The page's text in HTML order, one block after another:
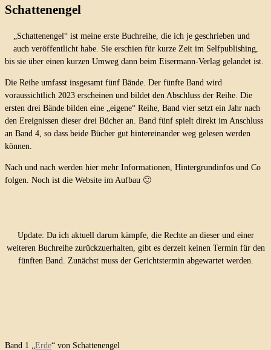
Schattenengel
„Schattenengel“ ist meine erste Buchreihe, die ich je geschrieben und
auch veröffentlicht habe. Sie erschien für kurze Zeit im Selfpublishing,
bis sie über einen kurzen Umweg dann beim Eisermann-Verlag gelandet ist.
Die Reihe umfasst insgesamt fünf Bände. Der fünfte Band wird
voraussichtlich 2023 erscheinen und bildet den Abschluss der Reihe. Die
ersten drei Bände bilden eine „eigene“ Reihe, Band vier setzt ein Jahr nach
den Ereignissen dieser drei Bücher an. Band fünf spielt direkt im Anschluss
an Band 4, so dass beide Bücher gut hintereinander weg gelesen werden
können.
Nach und nach werden hier mehr Informationen, Hintergrundinfos und Co
folgen. Noch ist die Website im Aufbau 🙂
Update: Da ich aktuell darum kämpfe, die Rechte an dieser und einer
weiteren Buchreihe zurückzuerhalten, gibt es derzeit keinen Termin für den
fünften Band. Zunächst muss der Gerichtstermin abgewartet werden.
Band 1 „Erde“ von Schattenengel